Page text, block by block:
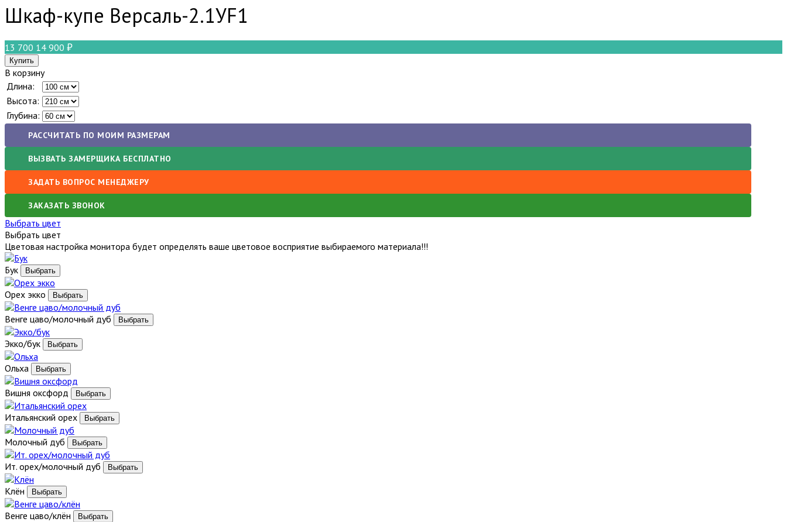
Шкаф-купе Версаль-2.1УF1
13 700 14 900
В корзину
Длина:
Высота:
Глубина:
РАССЧИТАТЬ ПО МОИМ РАЗМЕРАМ
ВЫЗВАТЬ ЗАМЕРЩИКА БЕСПЛАТНО
ЗАДАТЬ ВОПРОС МЕНЕДЖЕРУ
ЗАКАЗАТЬ ЗВОНОК
Выбрать цвет
Выбрать цвет
Цветовая настройка монитора будет определять ваше цветовое восприятие выбираемого материала!!!
Бук
Орех экко
Венге цаво/молочный дуб
Экко/бук
Ольха
Вишня оксфорд
Итальянский орех
Молочный дуб
Ит. орех/молочный дуб
Клён
Венге цаво/клён